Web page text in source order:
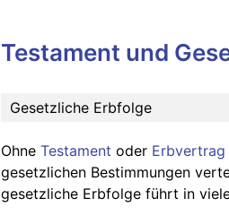
Testament und
Gesetzliche Erbfolge
Ohne Testament oder Erbvertrag
gesetzlichen Bestimmungen
gesetzliche Erbfolge führt in